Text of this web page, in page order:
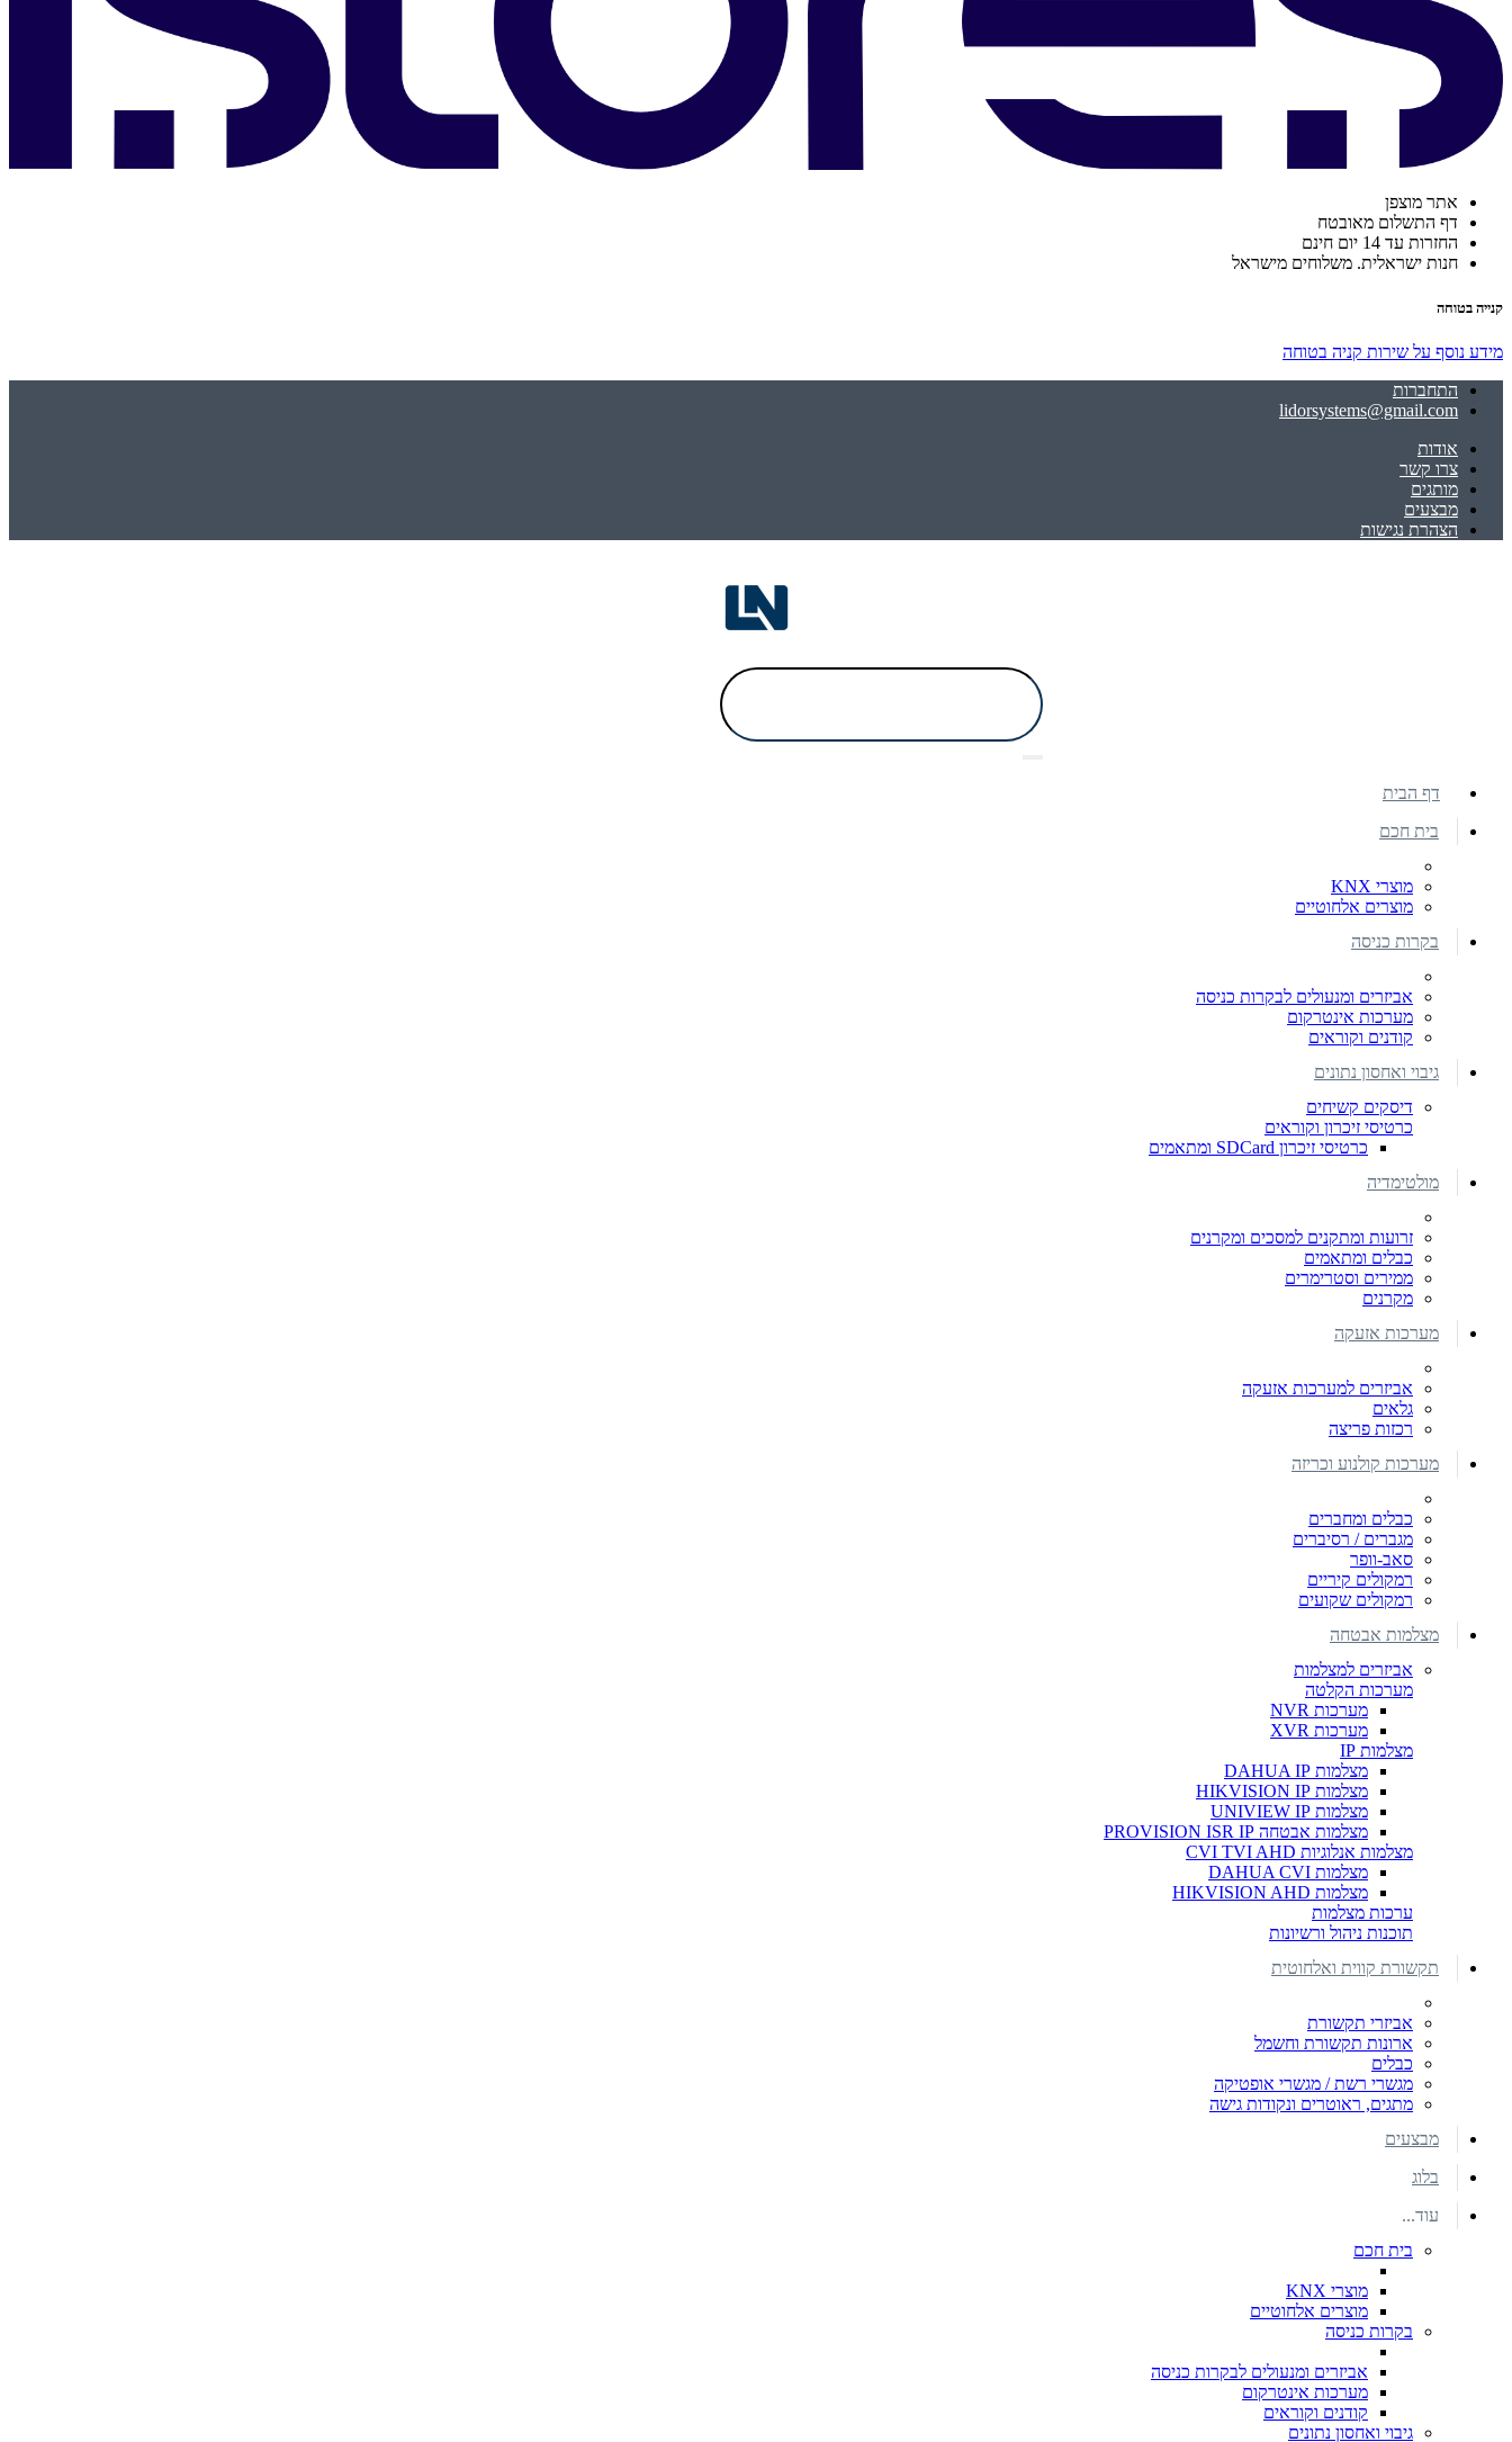
אתר מוצפן
דף התשלום מאובטח
החזרות עד 14 יום חינם
חנות ישראלית. משלוחים מישראל
קנייה בטוחה
מידע נוסף על שירות קניה בטוחה
התחברות
lidorsystems@gmail.com
אודות
צרו קשר
מותגים
מבצעים
הצהרת נגישות
דף הבית
בית חכם
מוצרי KNX
מוצרים אלחוטיים
בקרות כניסה
אביזרים ומנעולים לבקרות כניסה
מערכות אינטרקום
קודנים וקוראים
גיבוי ואחסון נתונים
דיסקים קשיחים
כרטיסי זיכרון וקוראים
כרטיסי זיכרון SDCard ומתאמים
מולטימדיה
זרועות ומתקנים למסכים ומקרנים
כבלים ומתאמים
ממירים וסטרימרים
מקרנים
מערכות אזעקה
אביזרים למערכות אזעקה
גלאים
רכזות פריצה
מערכות קולנוע וכריזה
כבלים ומחברים
מגברים / רסיברים
סאב-וופר
רמקולים קיריים
רמקולים שקועים
מצלמות אבטחה
אביזרים למצלמות
מערכות הקלטה
מערכות NVR
מערכות XVR
מצלמות IP
מצלמות DAHUA IP
מצלמות HIKVISION IP
מצלמות UNIVIEW IP
מצלמות אבטחה PROVISION ISR IP
מצלמות אנלוגיות CVI TVI AHD
מצלמות DAHUA CVI
מצלמות HIKVISION AHD
ערכות מצלמות
תוכנות ניהול ורשיונות
תקשורת קווית ואלחוטית
אביזרי תקשורת
ארונות תקשורת וחשמל
כבלים
מגשרי רשת / מגשרי אופטיקה
מתגים, ראוטרים ונקודות גישה
מבצעים
בלוג
עוד...
בית חכם
מוצרי KNX
מוצרים אלחוטיים
בקרות כניסה
אביזרים ומנעולים לבקרות כניסה
מערכות אינטרקום
קודנים וקוראים
גיבוי ואחסון נתונים